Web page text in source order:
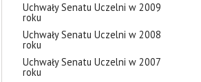
Uchwały Senatu Uczelni w 2009
roku
Uchwały Senatu Uczelni w 2008
roku
Uchwały Senatu Uczelni w 2007
roku